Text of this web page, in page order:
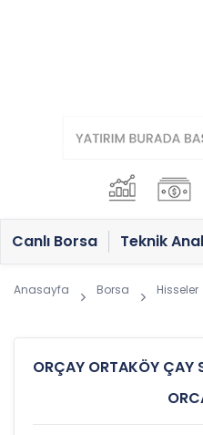
Canlı Borsa Teknik
Anasayfa Borsa Hisseler
ORÇAY ORTAKÖY ÇAY